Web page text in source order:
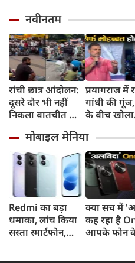
नवीनतम
रांची छात्र आंदोलन:
दूसरे दौर भी नहीं
निकला बातचीत का
जयराम महतो ने
किया अनशन का
ऐलान
प्रयागराज में
गांधी की गूंज,
के बीच खोला
दरवाजों' का
मोबाइल मेनिया
Redmi का बड़ा
धमाका, लांच किया
सस्ता स्मार्टफोन,
क्या सच में
कह रहा है
आपके फोन